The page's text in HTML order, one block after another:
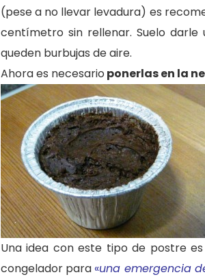
(pese a no llevar levadura) es
centímetro sin rellenar. Suelo
queden burbujas de aire.
Ahora es necesario ponerlas en la
Una idea con este tipo de postre
congelador para «una emergencia